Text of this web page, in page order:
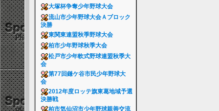
大塚杯争奪少年野球大会
流山市少年野球大会Ａブロック
決勝
東関東連盟秋季野球大会
柏市少年野球秋季大会
松戸市少年軟式野球連盟秋季大
会
第77回鎌ケ谷市民少年野球大
会
2012年度ロッテ旗東葛地域予選
決勝戦
柏市気仙沼市少年野球親善交流